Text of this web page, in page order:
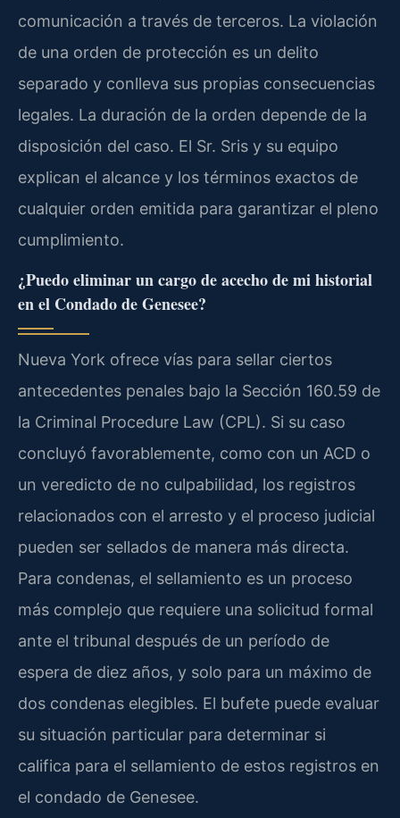
comunicación a través de terceros. La violación
de una orden de protección es un delito
separado y conlleva sus propias consecuencias
legales. La duración de la orden depende de la
disposición del caso. El Sr. Sris y su equipo
explican el alcance y los términos exactos de
cualquier orden emitida para garantizar el pleno
cumplimiento.
¿Puedo eliminar un cargo de acecho de mi historial
en el Condado de Genesee?
Nueva York ofrece vías para sellar ciertos
antecedentes penales bajo la Sección 160.59 de
la Criminal Procedure Law (CPL). Si su caso
concluyó favorablemente, como con un ACD o
un veredicto de no culpabilidad, los registros
relacionados con el arresto y el proceso judicial
pueden ser sellados de manera más directa.
Para condenas, el sellamiento es un proceso
más complejo que requiere una solicitud formal
ante el tribunal después de un período de
espera de diez años, y solo para un máximo de
dos condenas elegibles. El bufete puede evaluar
su situación particular para determinar si
califica para el sellamiento de estos registros en
el condado de Genesee.